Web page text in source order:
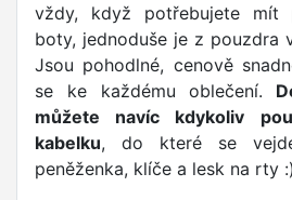
vždy, když potřebujete mít
boty, jednoduše je z pouzdra
Jsou pohodlné, cenově
se ke každému oblečení.
můžete navíc kdykoliv
kabelku, do které se
peněženka, klíče a lesk na rty